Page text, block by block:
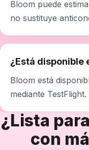
Bloom puede
no sustituye
¿Está disponible
Bloom está
mediante TestFlight.
¿Lista
con